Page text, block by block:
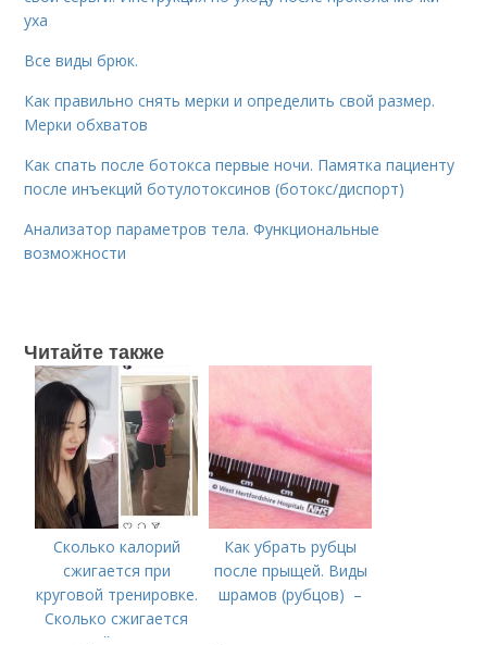
уха
Все виды брюк.
Как правильно снять мерки и определить свой размер.
Мерки обхватов
Как спать после ботокса первые ночи. Памятка пациенту
после инъекций ботулотоксинов (ботокс/диспорт)
Анализатор параметров тела. Функциональные
возможности
Читайте также
Сколько калорий
сжигается при
круговой тренировке.
Сколько сжигается
Как убрать рубцы
после прыщей. Виды
шрамов (рубцов) –